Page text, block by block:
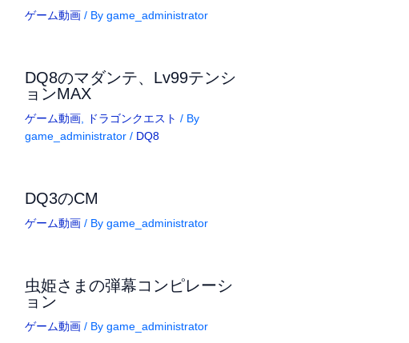
ゲーム動画 / By game_administrator
DQ8のマダンテ、Lv99テンシ
ョンMAX
ゲーム動画 ドラゴンクエスト / By
game_administrator / DQ8
DQ3のCM
ゲーム動画 / By game_administrator
虫姫さまの弾幕コンピレーシ
ョン
ゲーム動画 / By game_administrator